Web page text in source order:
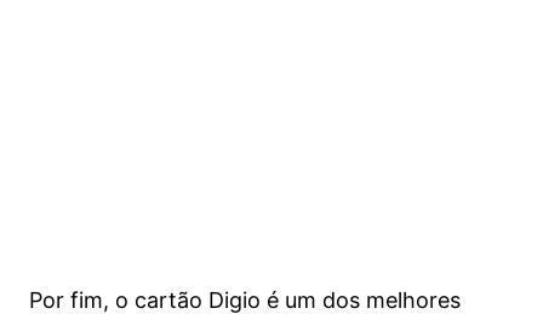
Por fim, o cartão Digio é um dos melhores